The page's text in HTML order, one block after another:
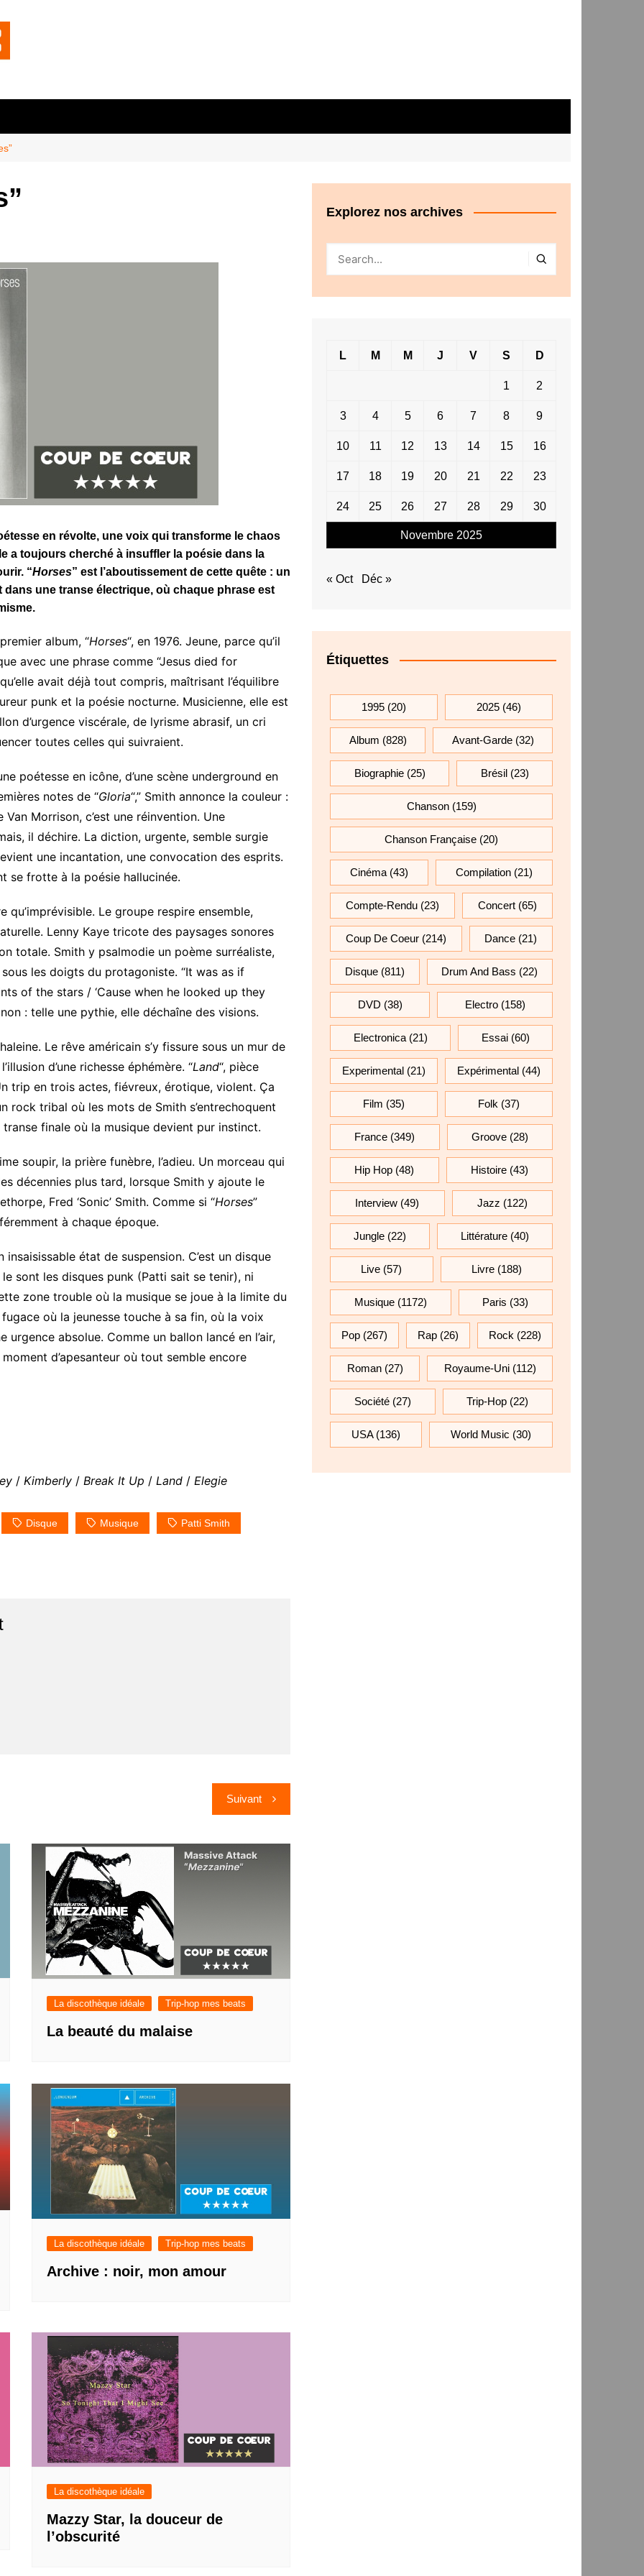
en révolte, une voix qui transforme le chaos
a toujours cherché à insuffler la poésie dans la
“Horses” est l’aboutissement de cette quête : un
une transe électrique, où chaque phrase est
album, “Horses“, en 1976. Jeune, parce qu’il
avec une phrase comme “Jesus died for
avait déjà tout compris, maîtrisant l’équilibre
punk et la poésie nocturne. Musicienne, elle est
d’urgence viscérale, de lyrisme abrasif, un cri
toutes celles qui suivraient.
poétesse en icône, d’une scène underground en
notes de “Gloria“,” Smith annonce la couleur :
Morrison, c’est une réinvention. Une
il déchire. La diction, urgente, semble surgie
une incantation, une convocation des esprits.
se frotte à la poésie hallucinée.
qu’imprévisible. Le groupe respire ensemble,
Lenny Kaye tricote des paysages sonores
totale. Smith y psalmodie un poème surréaliste,
les doigts du protagoniste. “It was as if
of the stars / ‘Cause when he looked up they
: telle une pythie, elle déchaîne des visions.
Le rêve américain s’y fissure sous un mur de
d’une richesse éphémère. “Land“, pièce
trip en trois actes, fiévreux, érotique, violent. Ça
rock tribal où les mots de Smith s’entrechoquent
finale où la musique devient pur instinct.
soupir, la prière funèbre, l’adieu. Un morceau qui
décennies plus tard, lorsque Smith y ajoute le
Fred ‘Sonic’ Smith. Comme si “Horses”
à chaque époque.
insaisissable état de suspension. C’est un disque
sont les disques punk (Patti sait se tenir), ni
zone trouble où la musique se joue à la limite du
où la jeunesse touche à sa fin, où la voix
urgence absolue. Comme un ballon lancé en l’air,
d’apesanteur où tout semble encore
/ Kimberly / Break It Up / Land / Elegie
Disque Musique Patti Smith
Suivant
La discothèque idéale Trip-hop mes beats
La beauté du malaise
La discothèque idéale Trip-hop mes beats
Archive : noir, mon amour
La discothèque idéale
Mazzy Star, la douceur de
l’obscurité
Explorez nos archives
Novembre 2025
L M M J V S D
1 2
3 4 5 6 7 8 9
10 11 12 13 14 15 16
17 18 19 20 21 22 23
24 25 26 27 28 29 30
« Oct Déc »
Étiquettes
1995 (20) 2025 (46)
Album (828) Avant-Garde(32)
Biographie(25) Brésil(23)
Chanson(159)
Chanson Française (20)
Cinéma (43) Compilation (21)
Compte-Rendu (23) Concert (65)
Coup De Coeur(214) Dance (21)
Disque(811) Drum And Bass (22)
DVD (38) Electro(158)
Electronica(21) Essai(60)
Experimental (21) Expérimental (44)
Film (35) Folk (37)
France (349) Groove(28)
Hip Hop (48) Histoire(43)
Interview (49) Jazz (122)
Jungle (22) Littérature (40)
Live (57) Livre(188)
Musique(1172) Paris (33)
Pop (267) Rap (26) Rock (228)
Roman(27) Royaume-Uni(112)
Société(27) Trip-Hop (22)
USA(136) World Music (30)